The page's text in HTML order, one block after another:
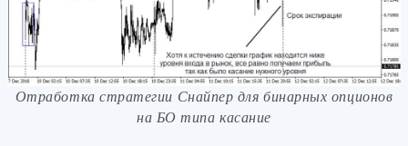
Отработка стратегии Снайпер для бинарных опционов
на БО типа касание